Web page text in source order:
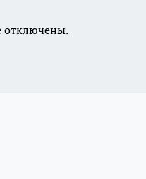
отключены.